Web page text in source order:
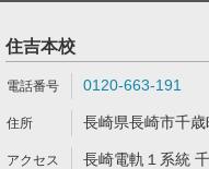
住吉本校
0120-663-191
長崎県長崎市千
長崎電軌１系統